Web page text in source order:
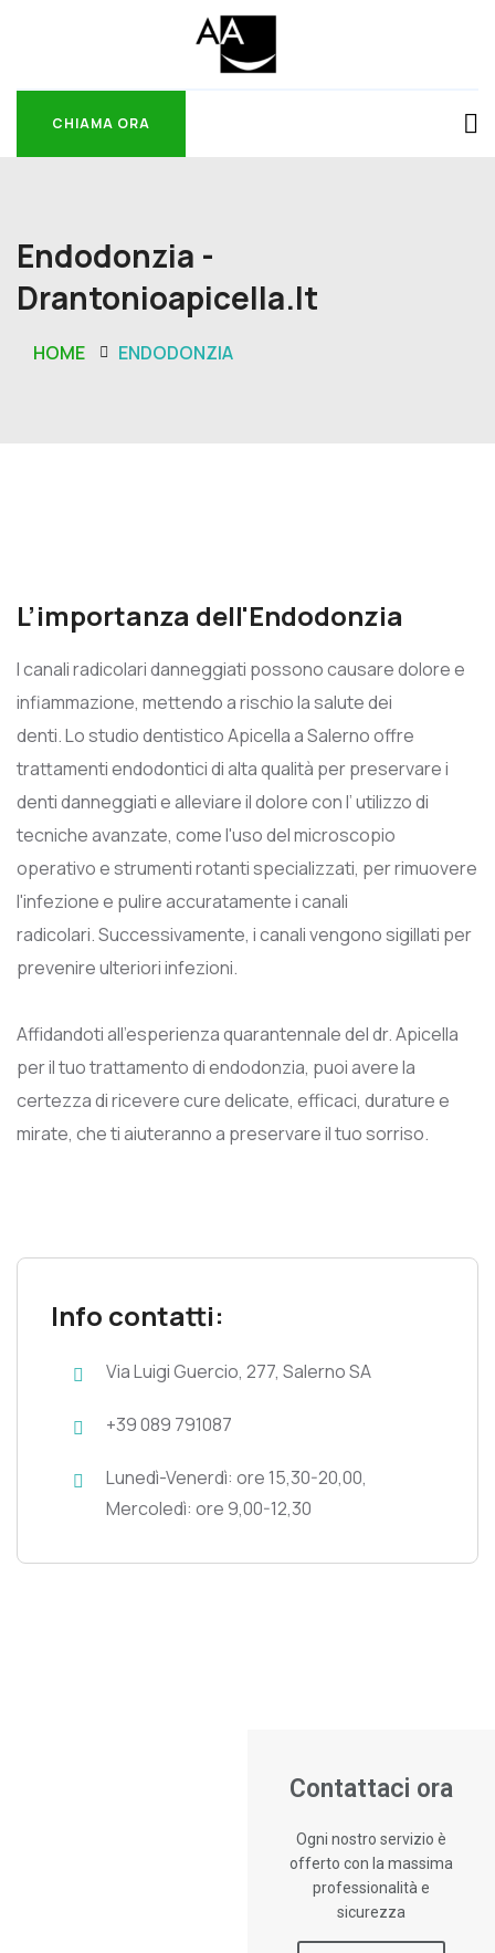
CHIAMA ORA
Endodonzia -
Drantonioapicella.it
HOME ENDODONZIA
Info contatti:
Via Luigi Guercio, 277, Salerno SA
+39 089 791087
Lunedì-Venerdì: ore 15,30-20,00,
Mercoledì: ore 9,00-12,30
L’importanza dell'Endodonzia
I canali radicolari danneggiati possono causare dolore e
infiammazione, mettendo a rischio la salute dei
denti. Lo studio dentistico Apicella a Salerno offre
trattamenti endodontici di alta qualità per preservare i
denti danneggiati e alleviare il dolore con l’ utilizzo di
tecniche avanzate, come l'uso del microscopio
operativo e strumenti rotanti specializzati, per rimuovere
l'infezione e pulire accuratamente i canali
radicolari. Successivamente, i canali vengono sigillati per
prevenire ulteriori infezioni.
Affidandoti all’esperienza quarantennale del dr. Apicella
per il tuo trattamento di endodonzia, puoi avere la
certezza di ricevere cure delicate, efficaci, durature e
mirate, che ti aiuteranno a preservare il tuo sorriso.
Contattaci ora
Ogni nostro servizio è
offerto con la massima
professionalità e
sicurezza